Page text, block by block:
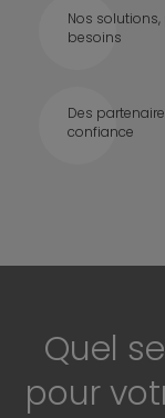
Nos
besoins
Des
confiance
Quel
pour